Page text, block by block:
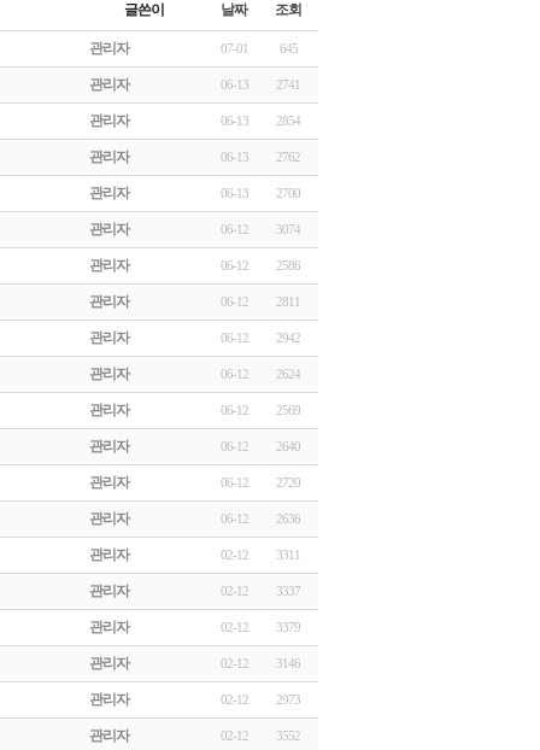
글쓴이 날짜 조회
관리자 07-01 645
관리자 06-13 2741
관리자 06-13 2854
관리자 06-13 2762
관리자 06-13 2700
관리자 06-12 3074
관리자 06-12 2586
관리자 06-12 2811
관리자 06-12 2942
관리자 06-12 2624
관리자 06-12 2569
관리자 06-12 2640
관리자 06-12 2720
관리자 06-12 2636
관리자 02-12 3311
관리자 02-12 3337
관리자 02-12 3379
관리자 02-12 3146
관리자 02-12 2973
관리자 02-12 3552